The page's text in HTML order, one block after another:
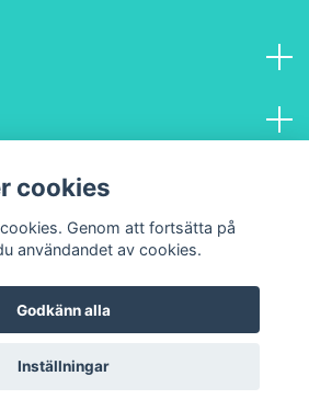
© 2026 Bellvivo.com
cookies
Genom att fortsätta på
användandet av cookies.
Godkänn alla
Inställningar